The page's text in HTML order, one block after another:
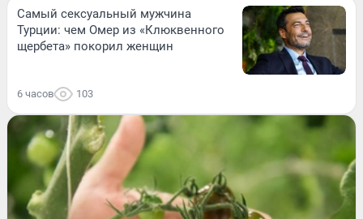
Самый сексуальный мужчина
Турции: чем Омер из «Клюквенного
щербета» покорил женщин
6 часов 103